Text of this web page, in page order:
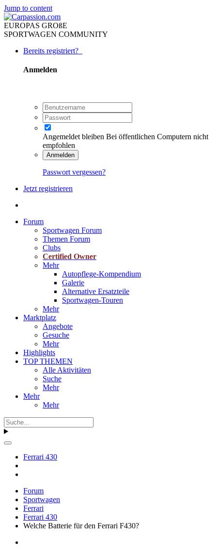
Jump to content
EUROPAS GROßE
SPORTWAGEN COMMUNITY
Bereits registriert?
Anmelden
Angemeldet bleiben Bei öffentlichen Computern nicht
empfohlen
Anmelden
Passwort vergessen?
Jetzt registrieren
Forum
Sportwagen Forum
Themen Forum
Clubs
Certified Owner
Mehr
Autopflege-Kompendium
Galerie
Alternative Ersatzteile
Sportwagen-Touren
Mehr
Marktplatz
Angebote
Gesuche
Mehr
Highlights
TOP THEMEN
Alle Aktivitäten
Suche
Mehr
Mehr
Mehr
Ferrari 430
Forum
Sportwagen
Ferrari
Ferrari 430
Welche Batterie für den Ferrari F430?